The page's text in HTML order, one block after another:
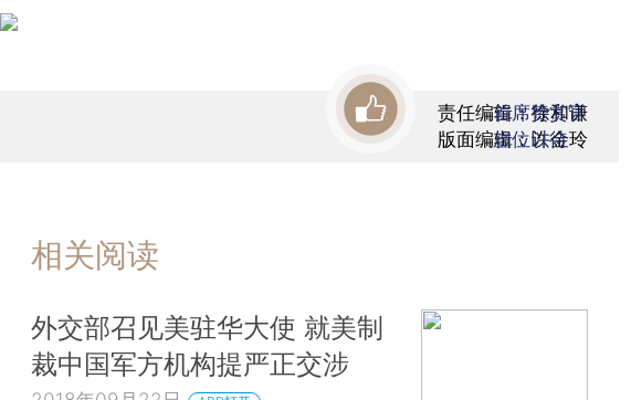
责任编辑：徐和谦
版面编辑：许金玲
首席赞赏官
虚位以待
相关阅读
外交部召见美驻华大使 就美制
裁中国军方机构提严正交涉